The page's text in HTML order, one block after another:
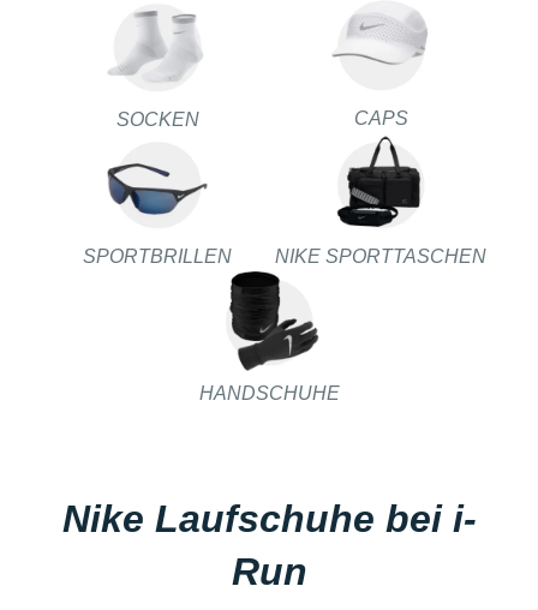
SOCKEN CAPS
SPORTBRILLEN NIKE SPORTTASCHEN
HANDSCHUHE
Nike Laufschuhe bei i-
Run